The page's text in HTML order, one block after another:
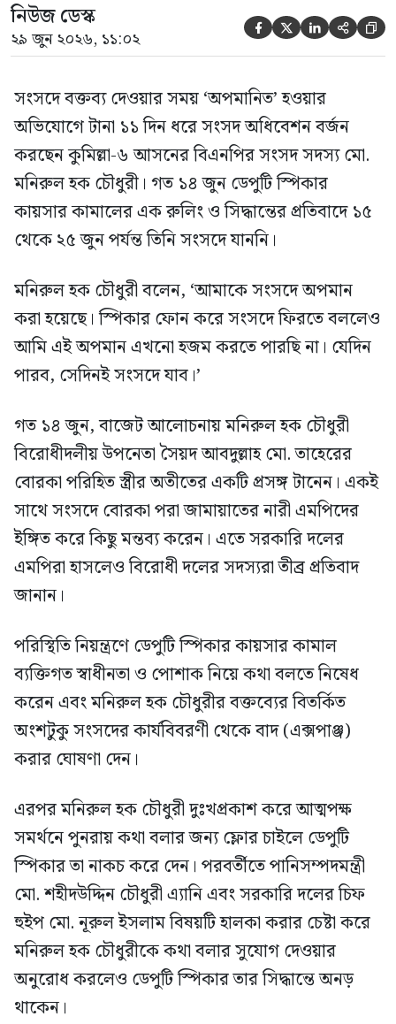
নিউজ ডেস্ক
২৯ জুন ২০২৬, ১১:০২     
সংসদে বক্তব্য দেওয়ার সময় ‘অপমানিত’ হওয়ার
অভিযোগে টানা ১১ দিন ধরে সংসদ অধিবেশন বর্জন
করছেন কুমিল্লা-৬ আসনের বিএনপির সংসদ সদস্য মো.
মনিরুল হক চৌধুরী। গত ১৪ জুন ডেপুটি স্পিকার
কায়সার কামালের এক রুলিং ও সিদ্ধান্তের প্রতিবাদে ১৫
থেকে ২৫ জুন পর্যন্ত তিনি সংসদে যাননি।
মনিরুল হক চৌধুরী বলেন, ‘আমাকে সংসদে অপমান
করা হয়েছে। স্পিকার ফোন করে সংসদে ফিরতে বললেও
আমি এই অপমান এখনো হজম করতে পারছি না। যেদিন
পারব, সেদিনই সংসদে যাব।’
গত ১৪ জুন, বাজেট আলোচনায় মনিরুল হক চৌধুরী
বিরোধীদলীয় উপনেতা সৈয়দ আবদুল্লাহ মো. তাহেরের
বোরকা পরিহিত স্ত্রীর অতীতের একটি প্রসঙ্গ টানেন। একই
সাথে সংসদে বোরকা পরা জামায়াতের নারী এমপিদের
ইঙ্গিত করে কিছু মন্তব্য করেন। এতে সরকারি দলের
এমপিরা হাসলেও বিরোধী দলের সদস্যরা তীব্র প্রতিবাদ
জানান।
পরিস্থিতি নিয়ন্ত্রণে ডেপুটি স্পিকার কায়সার কামাল
ব্যক্তিগত স্বাধীনতা ও পোশাক নিয়ে কথা বলতে নিষেধ
করেন এবং মনিরুল হক চৌধুরীর বক্তব্যের বিতর্কিত
অংশটুকু সংসদের কার্যবিবরণী থেকে বাদ (এক্সপাঞ্জ)
করার ঘোষণা দেন।
এরপর মনিরুল হক চৌধুরী দুঃখপ্রকাশ করে আত্মপক্ষ
সমর্থনে পুনরায় কথা বলার জন্য ফ্লোর চাইলে ডেপুটি
স্পিকার তা নাকচ করে দেন। পরবর্তীতে পানিসম্পদমন্ত্রী
মো. শহীদউদ্দিন চৌধুরী এ্যানি এবং সরকারি দলের চিফ
হুইপ মো. নূরুল ইসলাম বিষয়টি হালকা করার চেষ্টা করে
মনিরুল হক চৌধুরীকে কথা বলার সুযোগ দেওয়ার
অনুরোধ করলেও ডেপুটি স্পিকার তার সিদ্ধান্তে অনড়
থাকেন।